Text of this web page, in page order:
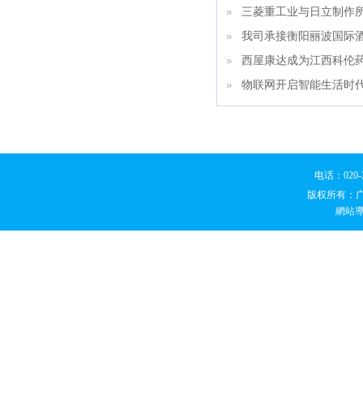
三菱重工业与日立制作
我司承接衡阳丽波国际
西屋康达成为江西科伦
物联网开启智能生活时
电话：
版权所有：
網站